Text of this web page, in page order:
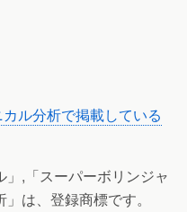
ル分析で掲載している
」,「スーパーボリンジャ
は、登録商標です。